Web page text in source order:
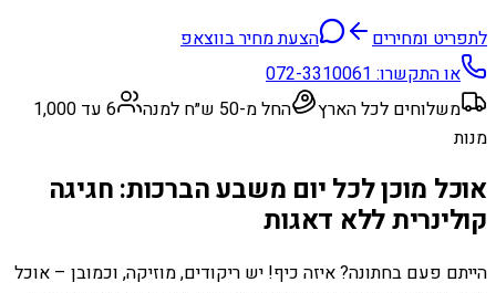
לתפריט ומחירים
הצעת מחיר בווצאפ
או התקשרו:072-3310061
משלוחים לכל הארץ
החל מ-50 ש״ח למנה
6 עד 1,000
מנות
אוכל מוכן לכל יום משבע הברכות: חגיגה
קולינרית ללא דאגות
הייתם פעם בחתונה? איזה כיף! יש ריקודים, מוזיקה, וכמובן – אוכל